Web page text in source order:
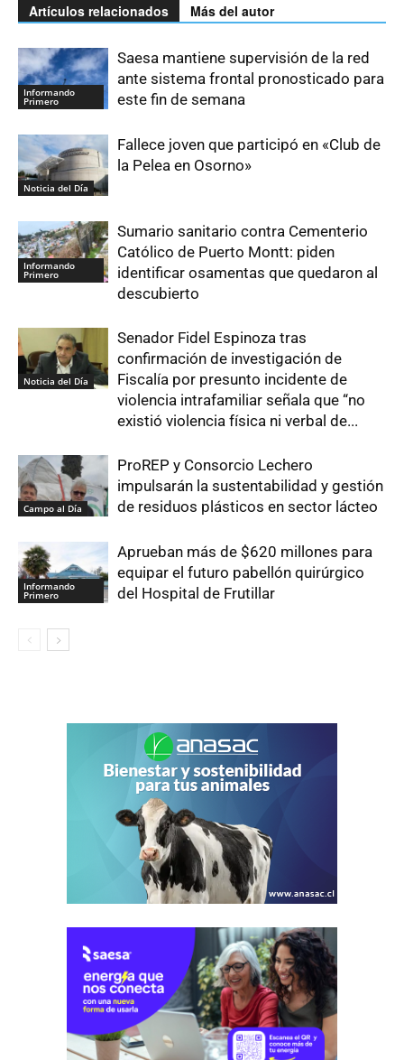
Artículos relacionados Más del autor
Informando
Primero
Saesa mantiene supervisión de la red
ante sistema frontal pronosticado para
este fin de semana
Noticia del Día
Fallece joven que participó en «Club de
la Pelea en Osorno»
Informando
Primero
Sumario sanitario contra Cementerio
Católico de Puerto Montt: piden
identificar osamentas que quedaron al
descubierto
Noticia del Día
Senador Fidel Espinoza tras
confirmación de investigación de
Fiscalía por presunto incidente de
violencia intrafamiliar señala que “no
existió violencia física ni verbal de...
Campo al Día
ProREP y Consorcio Lechero
impulsarán la sustentabilidad y gestión
de residuos plásticos en sector lácteo
Informando
Primero
Aprueban más de $620 millones para
equipar el futuro pabellón quirúrgico
del Hospital de Frutillar